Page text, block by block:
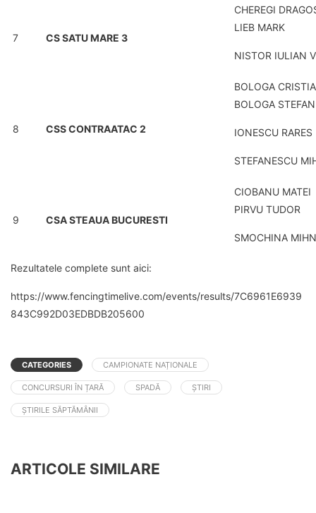
7 CS SATU MARE 3
CHEREGI
LIEB MARK
NISTOR IULIAN
8 CSS CONTRAATAC 2
BOLOGA
BOLOGA STEFAN
IONESCU RARES
STEFANESCU
9 CSA STEAUA BUCURESTI
CIOBANU MATEI
PIRVU TUDOR
SMOCHINA
Rezultatele complete sunt aici:
https://www.fencingtimelive.com/events/results/7C6961E6939
843C992D03EDBDB205600
CATEGORIES CAMPIONATE NAȚIONALE
CONCURSURI ÎN ȚARĂ SPADĂ ȘTIRI
ȘTIRILE SĂPTĂMÂNII
ARTICOLE SIMILARE